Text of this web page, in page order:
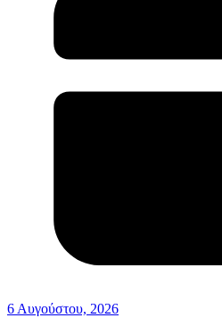
6 Αυγούστου, 2026